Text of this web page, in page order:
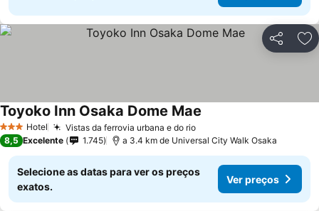
Partilhar
3 EstrelasHotel Vistas da ferrovia urbana e do rio
Toyoko Inn Osaka Dome Mae
8,5 Excelente 1.745 a 3.4 km de Universal City Walk Osaka
Selecione as datas para ver os preços
exatos.
Ver preços